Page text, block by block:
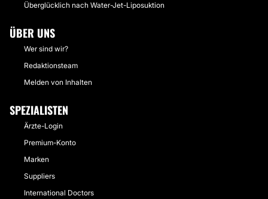
Überglücklich nach Water-Jet-Liposuktion
ÜBER UNS
Wer sind wir?
Redaktionsteam
Melden von Inhalten
SPEZIALISTEN
Ärzte-Login
Premium-Konto
Marken
Suppliers
International Doctors